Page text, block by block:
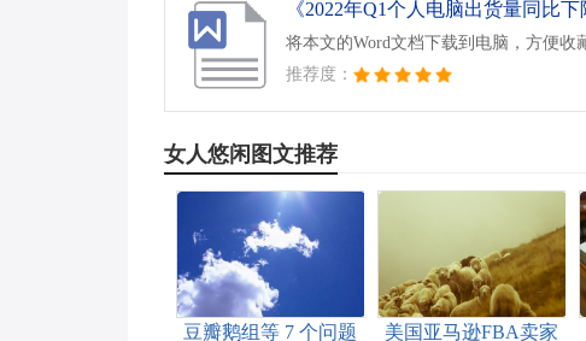
《2022年Q1个人电脑出货量同比下
将本文的Word文档下载到电脑，方便收
推荐度：
女人悠闲图文推荐
豆瓣鹅组等 7 个问题 美国亚马逊FBA卖家